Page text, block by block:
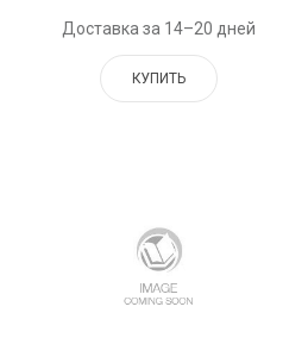
Доставка за 14–20 дней
КУПИТЬ